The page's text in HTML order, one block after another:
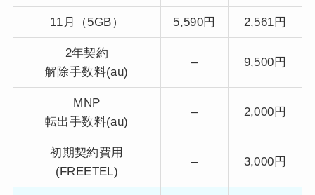
11月（5GB） 5,590円 2,561円
2年契約
解除手数料(au)
– 9,500円
MNP
転出手数料(au)
– 2,000円
初期契約費用
(FREETEL)
– 3,000円